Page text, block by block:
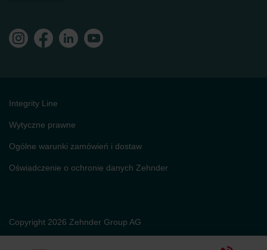
Copyright 2026 Zehnder Group AG
Integrity Line
Wytyczne prawne
Ogólne warunki zamówień i dostaw
Oświadczenie o ochronie danych Zehnder